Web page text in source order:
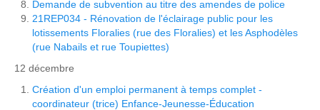
Demande de subvention au titre des amendes de police
21REP034 - Rénovation de l'éclairage public pour les
lotissements Floralies (rue des Floralies) et les Asphodèles
(rue Nabails et rue Toupiettes)
12 décembre
Création d'un emploi permanent à temps complet -
coordinateur (trice) Enfance-Jeunesse-Éducation